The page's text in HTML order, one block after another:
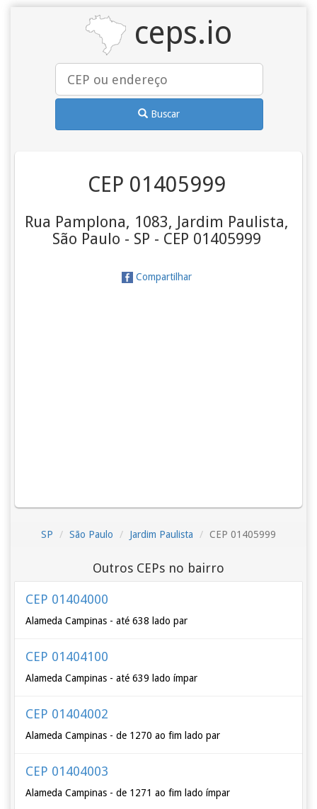
ceps.io
Buscar
CEP 01405999
Rua Pamplona, 1083, Jardim Paulista,
São Paulo - SP - CEP 01405999
Compartilhar
SP São Paulo Jardim Paulista CEP 01405999
Outros CEPs no bairro
CEP 01404000
Alameda Campinas - até 638 lado par
CEP 01404100
Alameda Campinas - até 639 lado ímpar
CEP 01404002
Alameda Campinas - de 1270 ao fim lado par
CEP 01404003
Alameda Campinas - de 1271 ao fim lado ímpar